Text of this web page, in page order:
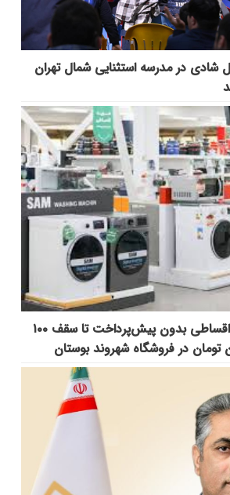
شادی در مدرسه استثنایی شمال تهران
خرید اقساطی بدون پیش‌پرداخت تا سقف ۱۰۰
تومان در فروشگاه شهروند بوستان